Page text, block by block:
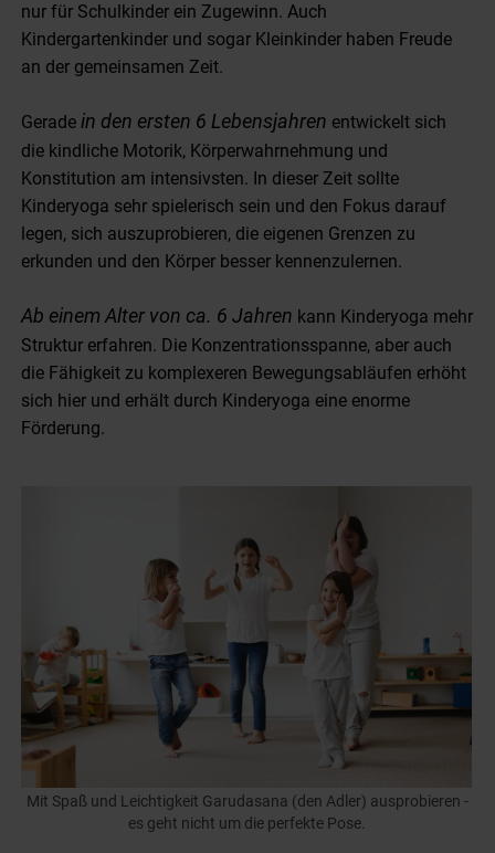
nur für Schulkinder ein Zugewinn. Auch
Kindergartenkinder und sogar Kleinkinder haben Freude
an der gemeinsamen Zeit.
Gerade in den ersten 6 Lebensjahren entwickelt sich
die kindliche Motorik, Körperwahrnehmung und
Konstitution am intensivsten. In dieser Zeit sollte
Kinderyoga sehr spielerisch sein und den Fokus darauf
legen, sich auszuprobieren, die eigenen Grenzen zu
erkunden und den Körper besser kennenzulernen.
Ab einem Alter von ca. 6 Jahren kann Kinderyoga mehr
Struktur erfahren. Die Konzentrationsspanne, aber auch
die Fähigkeit zu komplexeren Bewegungsabläufen erhöht
sich hier und erhält durch Kinderyoga eine enorme
Förderung.
Mit Spaß und Leichtigkeit Garudasana (den Adler) ausprobieren -
es geht nicht um die perfekte Pose.